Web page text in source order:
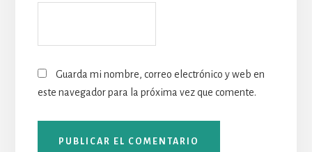
Guarda mi nombre, correo electrónico y web en
este navegador para la próxima vez que comente.